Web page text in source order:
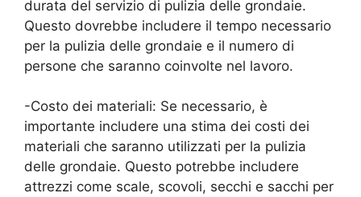
durata del servizio di pulizia delle grondaie.
Questo dovrebbe includere il tempo necessario
per la pulizia delle grondaie e il numero di
persone che saranno coinvolte nel lavoro.
-Costo dei materiali: Se necessario, è
importante includere una stima dei costi dei
materiali che saranno utilizzati per la pulizia
delle grondaie. Questo potrebbe includere
attrezzi come scale, scovoli, secchi e sacchi per